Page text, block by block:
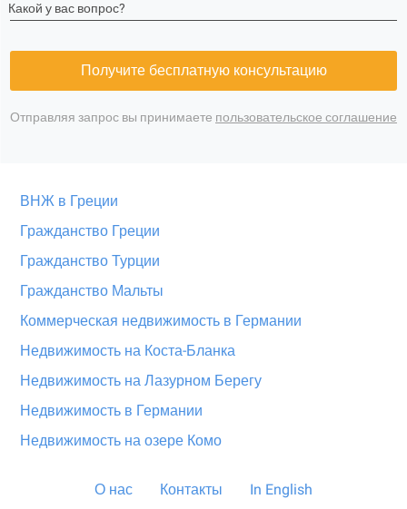
Какой у вас вопрос?
Получите бесплатную консультацию
Отправляя запрос вы принимаете пользовательское соглашение
ВНЖ в Греции
Гражданство Греции
Гражданство Турции
Гражданство Мальты
Коммерческая недвижимость в Германии
Недвижимость на Коста-Бланка
Недвижимость на Лазурном Берегу
Недвижимость в Германии
Недвижимость на озере Комо
О нас Контакты In English